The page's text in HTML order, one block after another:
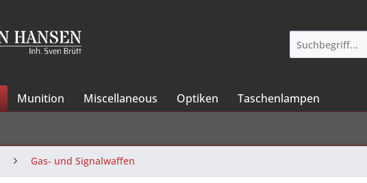
Munition Miscellaneous Optiken Taschenlampen
Gas- und Signalwaffen